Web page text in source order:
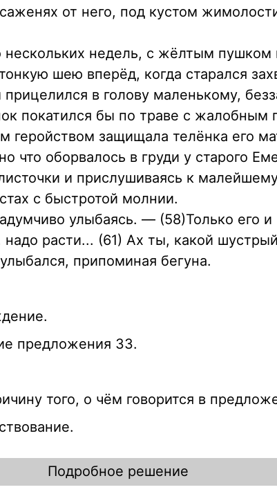
от него, под кустом
недель, с жёлтым
шею вперёд, когда старался
в голову маленькому,
покатился бы по траве с
геройством защищала телёнка его
что оборвалось в груди у старого
и прислушиваясь к
с быстротой молнии.
улыбаясь. — (58)Только его
расти... (61) Ах ты, какой
припоминая бегуна.
предложения 33.
того, о чём говорится в
Подробное решение